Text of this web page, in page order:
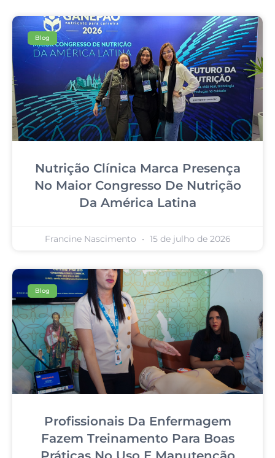
Blog
Nutrição Clínica Marca Presença
No Maior Congresso De Nutrição
Da América Latina
Francine Nascimento 15 de julho de 2026
Blog
Profissionais Da Enfermagem
Fazem Treinamento Para Boas